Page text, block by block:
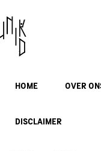
HOME OVER
DISCLAIMER